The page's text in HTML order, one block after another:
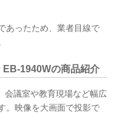
あったため、業者目線で
EB-1940Wの商品紹介
会議室や教育現場など幅広
。映像を大画面で投影で